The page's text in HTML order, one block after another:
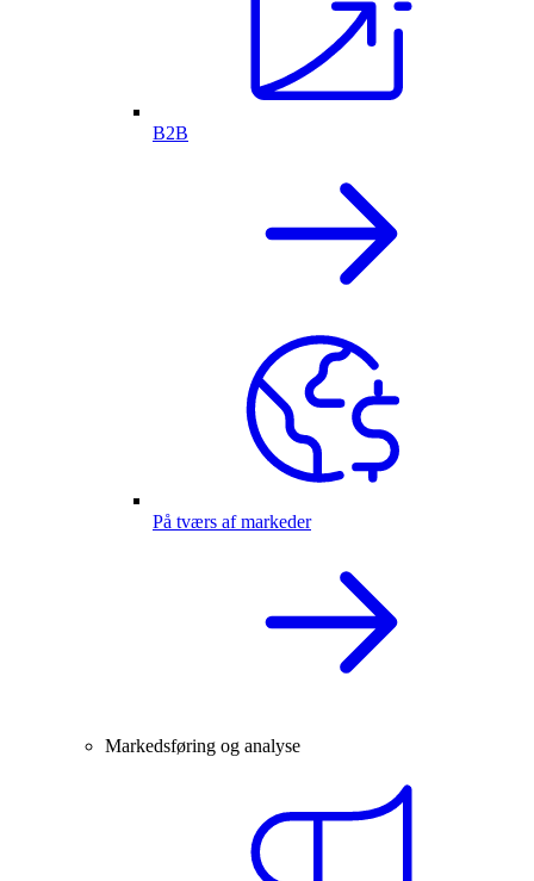
B2B
På tværs af markeder
Markedsføring og analyse